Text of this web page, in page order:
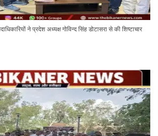
ने प्रदेश अध्यक्ष गोविन्द सिंह डोटासरा से की शिष्टाचार